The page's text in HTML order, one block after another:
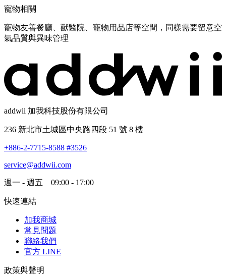
寵物相關
寵物友善餐廳、獸醫院、寵物用品店等空間，同樣需要留意空
氣品質與異味管理
addwii 加我科技股份有限公司
236 新北市土城區中央路四段 51 號 8 樓
+886-2-7715-8588 #3526
service@addwii.com
週一 - 週五 09:00 - 17:00
快速連結
加我商城
常見問題
聯絡我們
官方 LINE
政策與聲明